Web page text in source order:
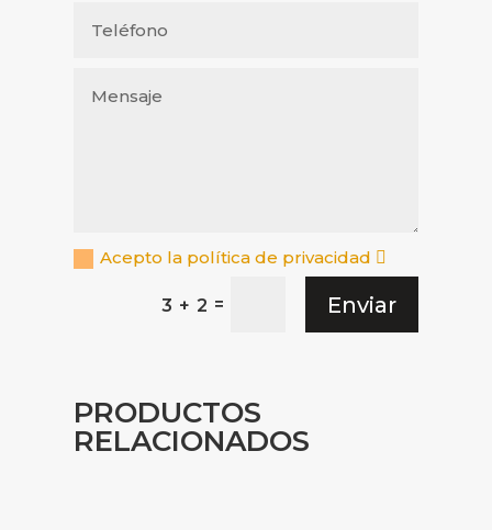
Acepto la política de privacidad
3 + 2 = Enviar
PRODUCTOS
RELACIONADOS